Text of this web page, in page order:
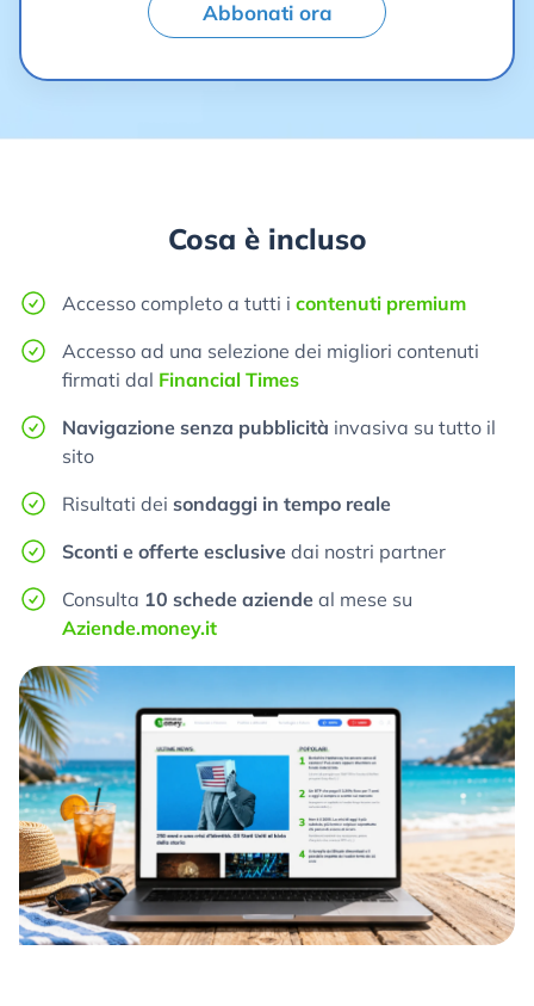
Abbonati ora
Cosa è incluso
Accesso completo a tutti i contenuti premium
Accesso ad una selezione dei migliori contenuti
firmati dal Financial Times
Navigazione senza pubblicità invasiva su tutto il
sito
Risultati dei sondaggi in tempo reale
Sconti e offerte esclusive dai nostri partner
Consulta 10 schede aziende al mese su
Aziende.money.it